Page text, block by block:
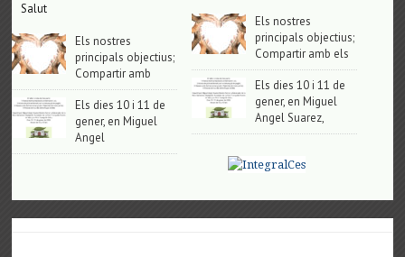
Salut
Els nostres
principals objectius;
Compartir amb
Els dies 10 i 11 de
gener, en Miguel
Angel
Els nostres
principals objectius;
Compartir amb els
Els dies 10 i 11 de
gener, en Miguel
Angel Suarez,